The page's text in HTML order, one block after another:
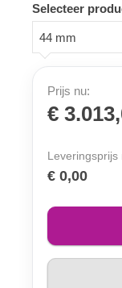
Selecteer
44 mm
Prijs nu:
€
Leveringsprijs
€ 0,00